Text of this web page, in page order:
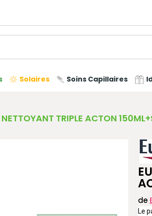
Solaires Soins Capillaires
TRIPLE ACTON
de
Le